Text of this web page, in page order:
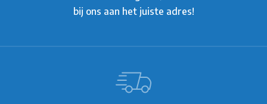
bij ons aan het juiste adres!